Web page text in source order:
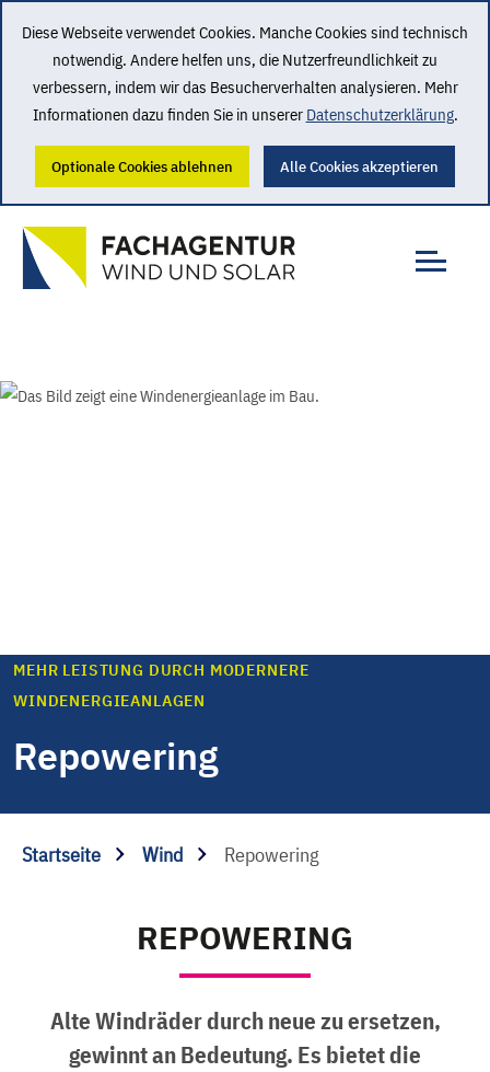
Diese Webseite verwendet Cookies. Manche Cookies sind technisch
notwendig. Andere helfen uns, die Nutzerfreundlichkeit zu
verbessern, indem wir das Besucherverhalten analysieren. Mehr
Informationen dazu finden Sie in unserer Datenschutzerklärung.
Optionale Cookies ablehnen Alle Cookies akzeptieren
MEHR LEISTUNG DURCH MODERNERE
WINDENERGIEANLAGEN
Repowering
Startseite Wind Repowering
REPOWERING
Alte Windräder durch neue zu ersetzen,
gewinnt an Bedeutung. Es bietet die